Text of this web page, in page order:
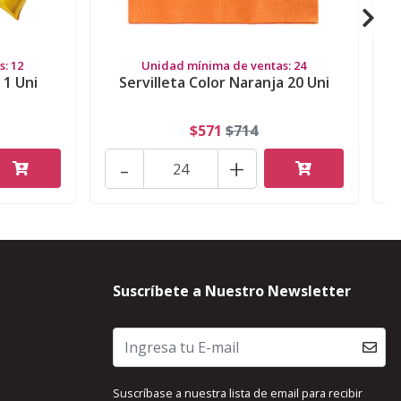
12
Uni
Unidad mínima de ventas: 24
Servilleta Color Naranja 20 Uni
$571 $714
+
-
Suscríbete a Nuestro Newsletter
Suscríbase a nuestra lista de email para recibir